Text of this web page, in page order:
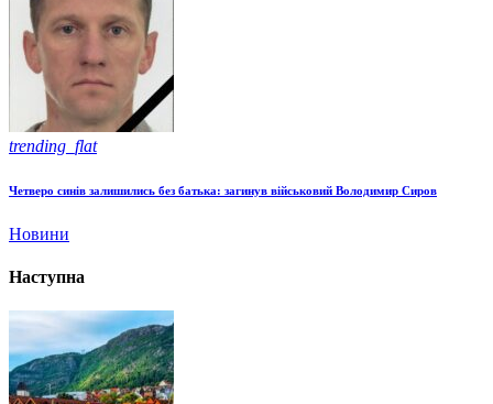
trending_flat
Четверо синів залишились без батька: загинув військовий Володимир Сиров
Новини
Наступна